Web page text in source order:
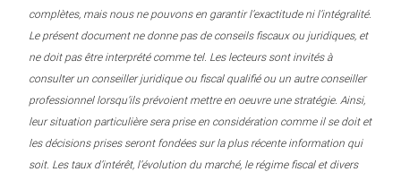
complètes, mais nous ne pouvons en garantir l’exactitude ni l’intégralité.
Le présent document ne donne pas de conseils fiscaux ou juridiques, et
ne doit pas être interprété comme tel. Les lecteurs sont invités à
consulter un conseiller juridique ou fiscal qualifié ou un autre conseiller
professionnel lorsqu’ils prévoient mettre en oeuvre une stratégie. Ainsi,
leur situation particulière sera prise en considération comme il se doit et
les décisions prises seront fondées sur la plus récente information qui
soit. Les taux d’intérêt, l’évolution du marché, le régime fiscal et divers